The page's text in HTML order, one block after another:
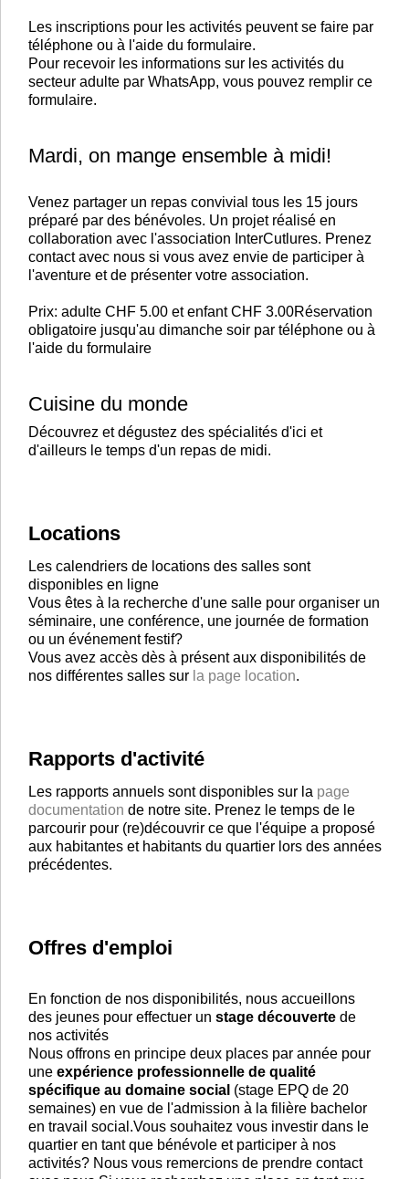
Les inscriptions pour les activités peuvent se faire par
téléphone ou à l'aide du formulaire.
Pour recevoir les informations sur les activités du
secteur adulte par WhatsApp, vous pouvez remplir ce
formulaire.
Mardi, on mange ensemble à midi!
Venez partager un repas convivial tous les 15 jours
préparé par des bénévoles. Un projet réalisé en
collaboration avec l'association InterCutlures. Prenez
contact avec nous si vous avez envie de participer à
l'aventure et de présenter votre association.
Prix: adulte CHF 5.00 et enfant CHF 3.00Réservation
obligatoire jusqu'au dimanche soir par téléphone ou à
l'aide du formulaire
Cuisine du monde
Découvrez et dégustez des spécialités d'ici et
d'ailleurs le temps d'un repas de midi.
Locations
Les calendriers de locations des salles sont
disponibles en ligne
Vous êtes à la recherche d'une salle pour organiser un
séminaire, une conférence, une journée de formation
ou un événement festif?
Vous avez accès dès à présent aux disponibilités de
nos différentes salles sur la page location.
Rapports d'activité
Les rapports annuels sont disponibles sur la page
documentation de notre site. Prenez le temps de le
parcourir pour (re)découvrir ce que l'équipe a proposé
aux habitantes et habitants du quartier lors des années
précédentes.
Offres d'emploi
En fonction de nos disponibilités, nous accueillons
des jeunes pour effectuer un stage découverte de
nos activités
Nous offrons en principe deux places par année pour
une expérience professionnelle de qualité
spécifique au domaine social (stage EPQ de 20
semaines) en vue de l'admission à la filière bachelor
en travail social.Vous souhaitez vous investir dans le
quartier en tant que bénévole et participer à nos
activités? Nous vous remercions de prendre contact